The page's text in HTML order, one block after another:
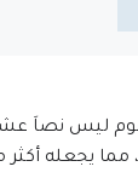
ليس نصاَ